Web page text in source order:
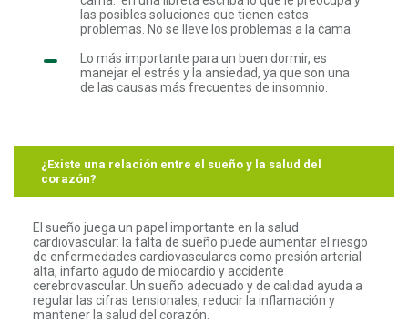
las posibles soluciones que tienen estos
problemas. No se lleve los problemas a la cama.
Lo más importante para un buen dormir, es
manejar el estrés y la ansiedad, ya que son una
de las causas más frecuentes de insomnio.
¿Existe una relación entre el sueño y la salud del
corazón?
El sueño juega un papel importante en la salud
cardiovascular: la falta de sueño puede aumentar el riesgo
de enfermedades cardiovasculares como presión arterial
alta, infarto agudo de miocardio y accidente
cerebrovascular. Un sueño adecuado y de calidad ayuda a
regular las cifras tensionales, reducir la inflamación y
mantener la salud del corazón.